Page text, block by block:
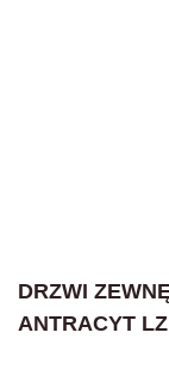
DRZWI
ANTRACYT